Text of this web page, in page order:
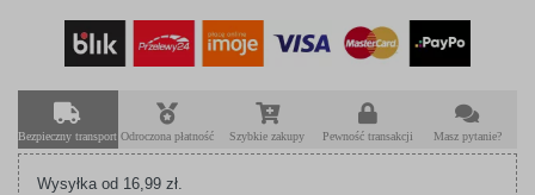
Bezpieczny transport Odroczona płatność Szybkie zakupy Pewność transakcji Masz pytanie?
Wysyłka od 16,99 zł.